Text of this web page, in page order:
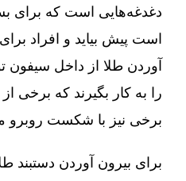
دغدغه‌هایی است که برای
است پیش بیاید و افراد
آوردن طلا از داخل سیفون
را به کار بگیرند که برخی
برخی نیز با شکست روبرو
برای بیرون آوردن دستبند